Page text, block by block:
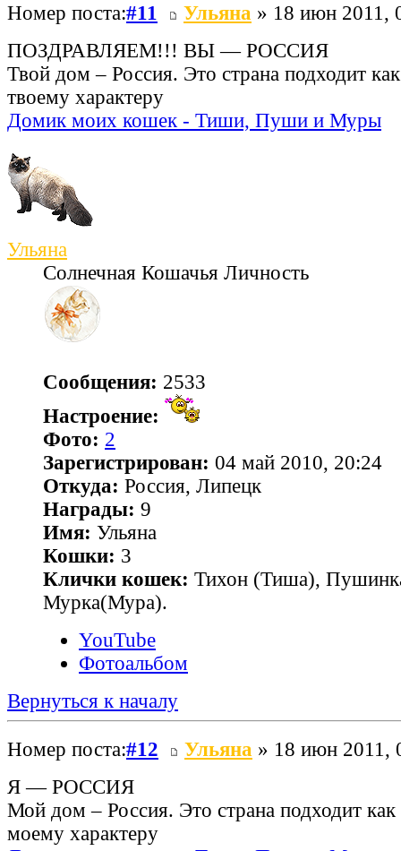
Номер поста:#11 Ульяна » 18 июн 2011,
ПОЗДРАВЛЯЕМ!!! ВЫ — РОССИЯ
Твой дом – Россия. Это страна подходит
твоему характеру
Домик моих кошек - Тиши, Пуши и Муры
Ульяна
Солнечная Кошачья Личность
Сообщения: 2533
Настроение:
Фото: 2
Зарегистрирован: 04 май 2010, 20:24
Откуда: Россия, Липецк
Награды: 9
Имя: Ульяна
Кошки: 3
Клички кошек: Тихон (Тиша),
Мурка(Мура).
YouTube
Фотоальбом
Вернуться к началу
Номер поста:#12 Ульяна » 18 июн 2011,
Я — РОССИЯ
Мой дом – Россия. Это страна подходит
моему характеру